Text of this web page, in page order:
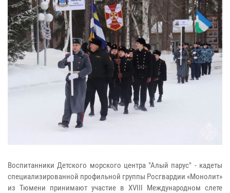
Воспитанники Детского морского центра "Алый парус" - кадеты
специализированной профильной группы Росгвардии «Монолит»
из Тюмени принимают участие в XVIII Международном слете